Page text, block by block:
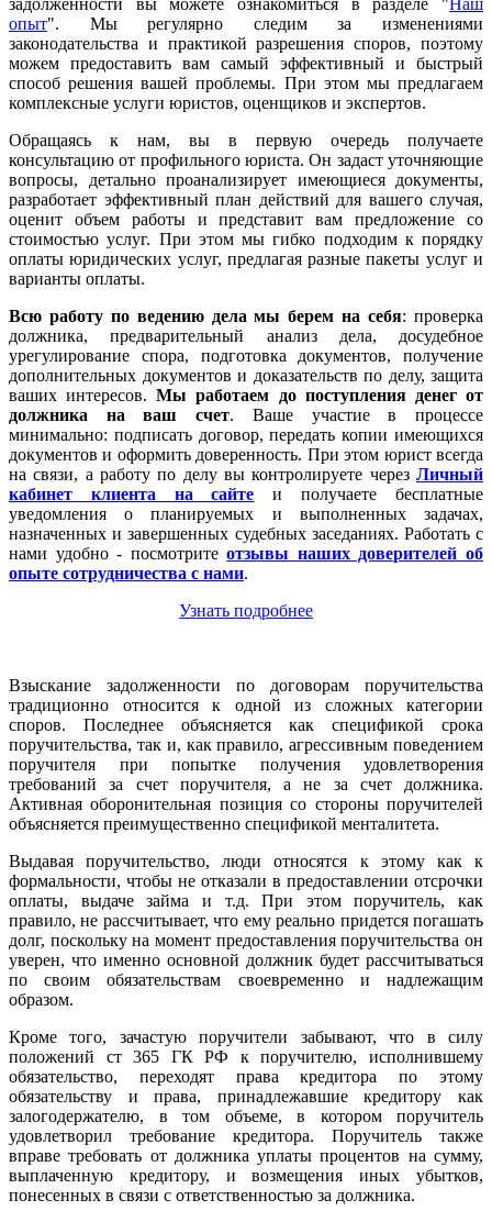
задолженности вы можете ознакомиться в разделе " Наш
опыт". Мы регулярно следим за изменениями
законодательства и практикой разрешения споров, поэтому
можем предоставить вам самый эффективный и быстрый
способ решения вашей проблемы. При этом мы предлагаем
комплексные услуги юристов, оценщиков и экспертов.
Обращаясь к нам, вы в первую очередь получаете
консультацию от профильного юриста. Он задаст уточняющие
вопросы, детально проанализирует имеющиеся документы,
разработает эффективный план действий для вашего случая,
оценит объем работы и представит вам предложение со
стоимостью услуг. При этом мы гибко подходим к порядку
оплаты юридических услуг, предлагая разные пакеты услуг и
варианты оплаты.
Всю работу по ведению дела мы берем на себя: проверка
должника, предварительный анализ дела, досудебное
урегулирование спора, подготовка документов, получение
дополнительных документов и доказательств по делу, защита
ваших интересов.Мы работаем до поступления денег от
должника на ваш счет. Ваше участие в процессе
минимально: подписать договор, передать копии имеющихся
документов и оформить доверенность. При этом юрист всегда
на связи, а работу по делу вы контролируете через Личный
кабинет клиента на сайте и получаете бесплатные
уведомления о планируемых и выполненных задачах,
назначенных и завершенных судебных заседаниях. Работать с
нами удобно - посмотритеотзывы наших доверителей об
опыте сотрудничества с нами.
Узнать подробнее
Взыскание задолженности по договорам поручительства
традиционно относится к одной из сложных категории
споров. Последнее объясняется как спецификой срока
поручительства, так и, как правило, агрессивным поведением
поручителя при попытке получения удовлетворения
требований за счет поручителя, а не за счет должника.
Активная оборонительная позиция со стороны поручителей
объясняется преимущественно спецификой менталитета.
Выдавая поручительство, люди относятся к этому как к
формальности, чтобы не отказали в предоставлении отсрочки
оплаты, выдаче займа и т.д. При этом поручитель, как
правило, не рассчитывает, что ему реально придется погашать
долг, поскольку на момент предоставления поручительства он
уверен, что именно основной должник будет рассчитываться
по своим обязательствам своевременно и надлежащим
образом.
Кроме того, зачастую поручители забывают, что в силу
положений ст 365 ГК РФ к поручителю, исполнившему
обязательство, переходят права кредитора по этому
обязательству и права, принадлежавшие кредитору как
залогодержателю, в том объеме, в котором поручитель
удовлетворил требование кредитора. Поручитель также
вправе требовать от должника уплаты процентов на сумму,
выплаченную кредитору, и возмещения иных убытков,
понесенных в связи с ответственностью за должника.